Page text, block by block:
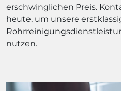
erschwinglichen Preis.
heute, um unsere
nutzen.